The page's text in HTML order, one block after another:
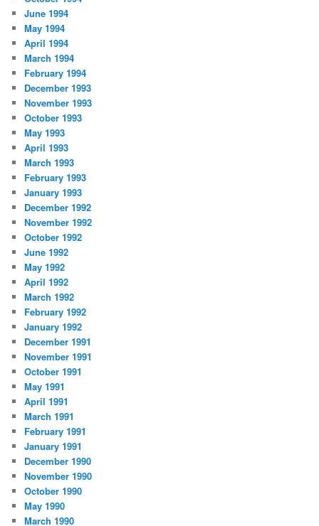
June 1994
May 1994
April 1994
March 1994
February 1994
December 1993
November 1993
October 1993
May 1993
April 1993
March 1993
February 1993
January 1993
December 1992
November 1992
October 1992
June 1992
May 1992
April 1992
March 1992
February 1992
January 1992
December 1991
November 1991
October 1991
May 1991
April 1991
March 1991
February 1991
January 1991
December 1990
November 1990
October 1990
May 1990
March 1990